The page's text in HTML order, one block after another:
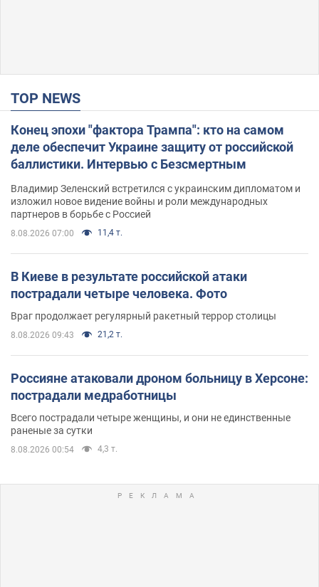
TOP NEWS
Конец эпохи "фактора Трампа": кто на самом
деле обеспечит Украине защиту от российской
баллистики. Интервью с Безсмертным
Владимир Зеленский встретился с украинским дипломатом и
изложил новое видение войны и роли международных
партнеров в борьбе с Россией
8.08.2026 07:00 11,4 т.
В Киеве в результате российской атаки
пострадали четыре человека. Фото
Враг продолжает регулярный ракетный террор столицы
8.08.2026 09:43 21,2 т.
Россияне атаковали дроном больницу в Херсоне:
пострадали медработницы
Всего пострадали четыре женщины, и они не единственные
раненые за сутки
8.08.2026 00:54 4,3 т.